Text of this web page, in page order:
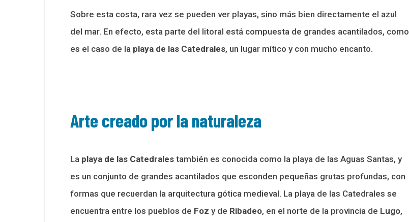
Sobre esta costa, rara vez se pueden ver playas, sino más bien directamente el azul
del mar. En efecto, esta parte del litoral está compuesta de grandes acantilados, como
es el caso de la playa de las Catedrales, un lugar mítico y con mucho encanto.
Arte creado por la naturaleza
La playa de las Catedrales también es conocida como la playa de las Aguas Santas, y
es un conjunto de grandes acantilados que esconden pequeñas grutas profundas, con
formas que recuerdan la arquitectura gótica medieval. La playa de las Catedrales se
encuentra entre los pueblos de Foz y de Ribadeo, en el norte de la provincia de Lugo,